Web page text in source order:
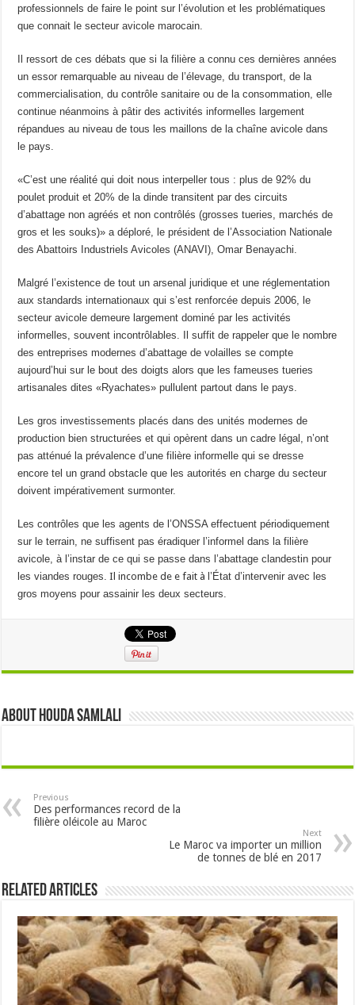
professionnels de faire le pointsur l’évolutionet les problématiques
que connait lesecteur avicolemarocain
Il ressort de ces débats que si la filière a connu ces dernières années
un essor remarquable au niveau de l’élevage, du transport, de la
commercialisation, du contrôle sanitaire ou de la consommation, elle
continue néanmoins à pâtir des activités informelles largement
répandues au niveau de tous les maillons de la chaîne avicole dans
le pays.
«C’est une réalité qui doit nous interpeller tous : plus de 92% du
poulet produit et 20% de la dinde transitent par des circuits
d’abattage non agréés et non contrôlés (grosses tueries, marchés de
gros et les souks)» a déploré, le président de l’Association Nationale
des Abattoirs Industriels Avicoles (ANAVI), Omar Benayachi.
Malgré l’existence de tout un arsenal juridique et une réglementation
aux standards internationaux qui s’est renforcée depuis 2006, le
secteur avicole demeure largement dominé par les activités
informelles, souvent incontrôlables. Il suffit de rappeler que lenombre
des entreprisesmodernesd’abattagede volailles se compte
aujourd’huisur le bout des doigts alors que les fameuses tueries
artisanales dites «Ryachates»pullulent partout dans le pays
Les grosinvestissementsplacésdans desunitésmodernesde
production bienstructurées et quiopèrent dans un cadre légal, n’ont
pas atténué la prévalenced’une filière informelle quise dresse
encore tel un grand obstacle que les autorités en charge du secteur
doivent impérativement surmonter.
Les contrôles que les agents de l’ONSSA effectuent périodiquement
sur le terrain, ne suffisent pas éradiquer l’informel dans la filière
avicole,à l’instar de ce qui se passe dans l’abattage clandestin pour
les viandes rouges. Il incombe de e fait à l’État d’intervenir avec les
gros moyens pour assainir les deux secteurs.
About Houda samlali
Previous
Des performances record de la
filière oléicole au Maroc
Next
Le Maroc va importer un million
de tonnes de blé en 2017
Related Articles